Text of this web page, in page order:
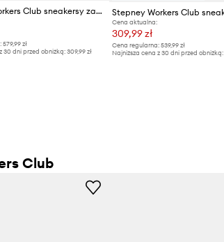
Stepney Workers Club sneakersy zamszowe PEARL SUEDE
579,99 zł
30 dni przed obniżką:309,99 zł
Cena aktualna:
309,99 zł
Cena regularna: 539,99 zł
Najniższa cena z 30 dni przed obniżką:
Club